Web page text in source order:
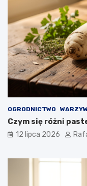
OGRODNICTWO
Czym się różni
12 lipca 2026